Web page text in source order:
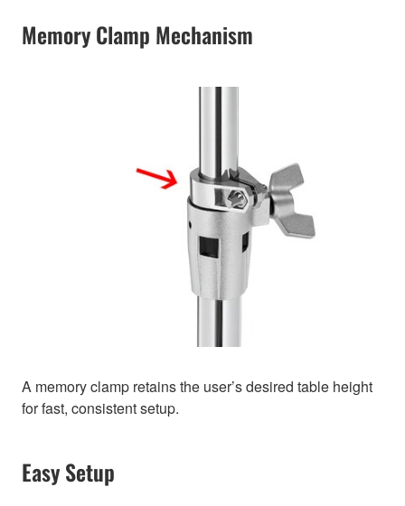
Memory Clamp Mechanism
A memory clamp retains the user’s desired table height
for fast, consistent setup.
Easy Setup